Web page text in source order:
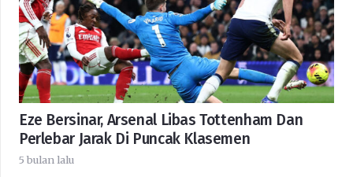
Eze Bersinar, Arsenal Libas Tottenham Dan
Perlebar Jarak Di Puncak Klasemen
5 bulan lalu